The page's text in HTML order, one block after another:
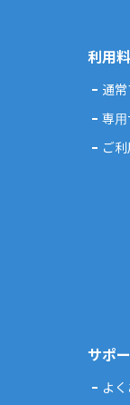
利用
通
専用
ご
サポ
よ